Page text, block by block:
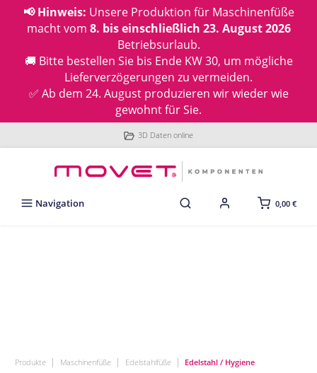
📢 Hinweis: Unsere Produktion für Maschinenfüße
macht vom 8. bis einschließlich 23. August 2026
Betriebsurlaub.
🚚 Bitte bestellen Sie bis Ende KW 30, um mögliche
Lieferverzögerungen zu vermeiden.
✅ Ab dem 24. August produzieren wir wieder wie
gewohnt für Sie.
3D Daten online
Navigation 0,00 €
Produkte | Maschinenfüße | Edelstahlfüße | Edelstahl / Hygiene